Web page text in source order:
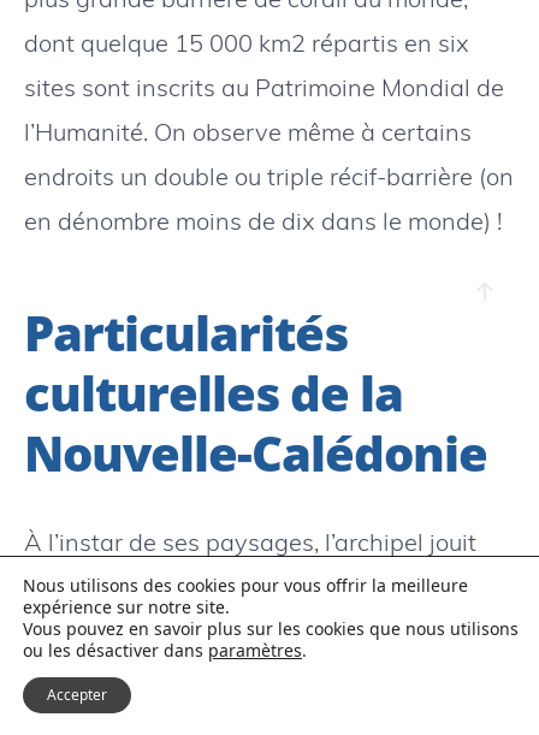
dont quelque 15 000 km2 répartis en six
sites sont inscrits au Patrimoine Mondial de
l’Humanité. On observe même à certains
endroits un double ou triple récif-barrière (on
en dénombre moins de dix dans le monde) !
Particularités
culturelles de la
Nouvelle-Calédonie
À l’instar de ses paysages, l’archipel jouit
d’un formidable brassage ethnique : Kanak
(mélanésiens), Calédoniens appelés
« Caldoches », Métropolitains appelés
« Z’oreilles », Européens, Wallisiens,
Nous utilisons des cookies pour vous offrir la meilleure
expérience sur notre site.
Vous pouvez en savoir plus sur les cookies que nous utilisons
ou les désactiver dans paramètres.
Accepter